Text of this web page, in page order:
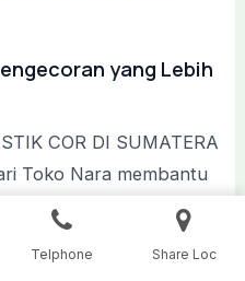
yang Lebih
COR DI SUMATERA
Toko Nara membantu
yang lebih rapi dan
mencakup:
Telphone Share Loc